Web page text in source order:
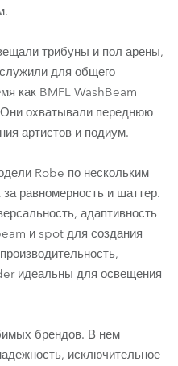
трибуны и пол арены,
для общего
как BMFL WashBeam
охватывали переднюю
артистов и подиум.
Robe по нескольким
равномерность и шаттер.
адаптивность
и spot для создания
идеальны для освещения
брендов. В нем
исключительное